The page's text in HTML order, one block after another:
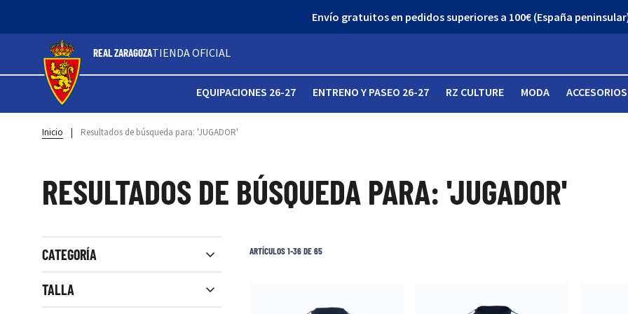
¡Descubre nuestro Outlet con grandes descuentos!
REAL ZARAGOZATIENDA OFICIAL
EQUIPACIONES 26-27 ENTRENO Y PASEO 26-27 RZ CULTURE MODA ACCESORIOS
Inicio | Resultados de búsqueda para: 'JUGADOR'
RESULTADOS DE BÚSQUEDA PARA: 'JUGADOR'
Ver filtros
Close filters
CATEGORÍA
TALLA
ARTÍCULOS1-36DE65